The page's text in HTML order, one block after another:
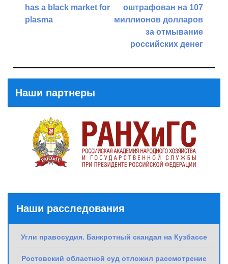
записям
has a black market for
plasma
оштрафован на 107
миллионов долларов
за отмывание
российских денег
Наши партнеры
Наши расследования
Угли правосудия. Банкротный скандал на Кузбассе
Ростовский областной суд отложил рассмотрение